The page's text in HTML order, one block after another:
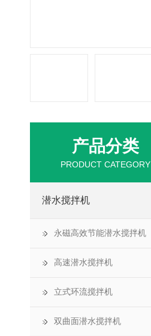
产品分类
PRODUCT CATEGORY
潜水搅拌机
永磁高效节能潜水搅拌机
高速潜水搅拌机
立式环流搅拌机
双曲面潜水搅拌机